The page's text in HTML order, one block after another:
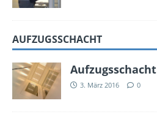
AUFZUGSSCHACHT
Aufzugsschacht
3. März 2016 0